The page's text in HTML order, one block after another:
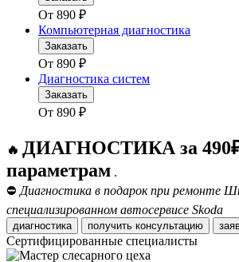
От 890 ₽
Компьютерная диагностика
Заказать
От 890 ₽
Диагностика систем
Заказать
От 890 ₽
🔥 ДИАГНОСТИКА за 490₽
параметрам .
⛔ Диагностика в подарок при ремонте
специализированном автосервисе Skoda
диагностика получить консультацию
Сертифицированные специалисты